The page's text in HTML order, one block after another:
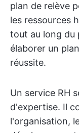
plan de relève
les ressources
tout au long du
élaborer un
réussite.
Un service RH
d'expertise. Il
l'organisation,